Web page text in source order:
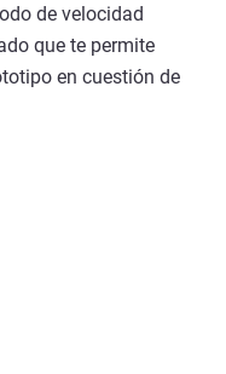
de velocidad
que te permite
en cuestión de